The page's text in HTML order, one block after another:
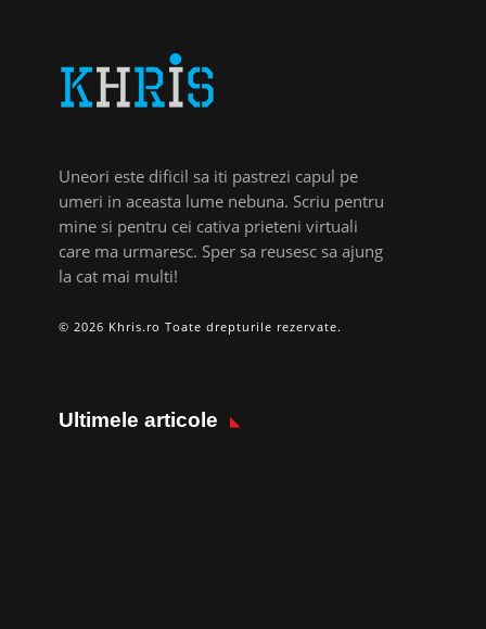
Uneori este dificil sa iti pastrezi capul pe
umeri in aceasta lume nebuna. Scriu pentru
mine si pentru cei cativa prieteni virtuali
care ma urmaresc. Sper sa reusesc sa ajung
la cat mai multi!
© 2026 Khris.ro Toate drepturile rezervate.
Ultimele articole